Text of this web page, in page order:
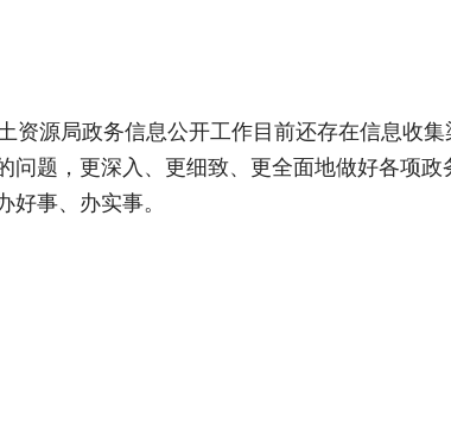
源局政务信息公开工作目前还存在信息收
题，更深入、更细致、更全面地做好各项
事、办实事。